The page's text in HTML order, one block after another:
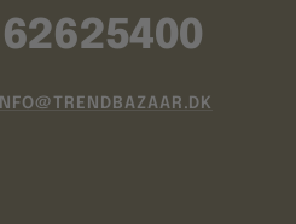
62625400
INFO@TRENDBAZAAR.DK